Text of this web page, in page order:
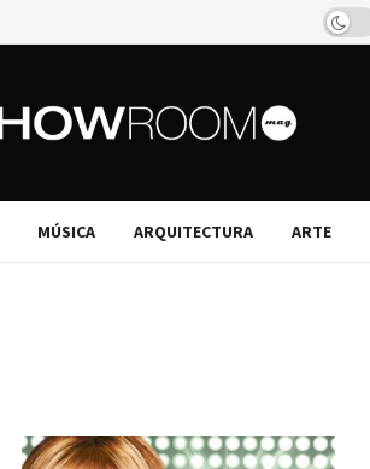
MÚSICA ARQUITECTURA ARTE